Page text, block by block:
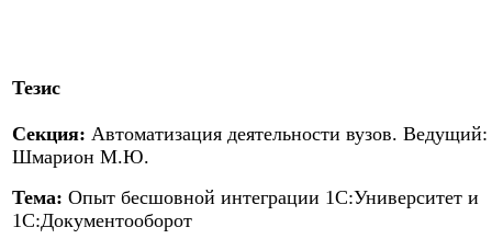
Тезис
Секция: Автоматизация деятельности вузов. Ведущий:
Шмарион М.Ю.
Тема: Опыт бесшовной интеграции 1С:Университет и
1С:Документооборот